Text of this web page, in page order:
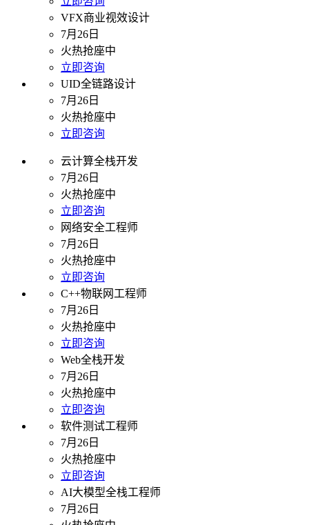
VFX商业视效设计
7月26日
火热抢座中
立即咨询
UID全链路设计
7月26日
火热抢座中
立即咨询
云计算全栈开发
7月26日
火热抢座中
立即咨询
网络安全工程师
7月26日
火热抢座中
立即咨询
C++物联网工程师
7月26日
火热抢座中
立即咨询
Web全栈开发
7月26日
火热抢座中
立即咨询
软件测试工程师
7月26日
火热抢座中
立即咨询
AI大模型全栈工程师
7月26日